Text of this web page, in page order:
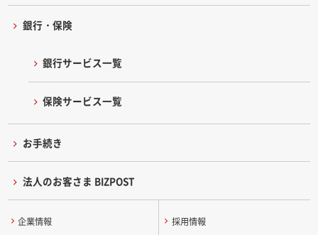
銀行・保険
銀行サービス一覧
保険サービス一覧
お手続き
法人のお客さま BIZPOST
企業情報 採用情報